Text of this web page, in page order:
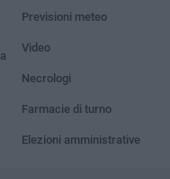
Previsioni meteo
Video
Necrologi
Farmacie di turno
Elezioni amministrative